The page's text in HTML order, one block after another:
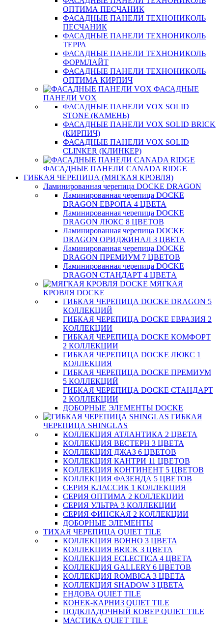
ОПТИМА ПЕСЧАНИК
ФАСАДНЫЕ ПАНЕЛИ ТЕХНОНИКОЛЬ
ПЕСЧАНИК
ФАСАДНЫЕ ПАНЕЛИ ТЕХНОНИКОЛЬ
ТЕРРА
ФАСАДНЫЕ ПАНЕЛИ ТЕХНОНИКОЛЬ
ФОРМЛАЙТ
ФАСАДНЫЕ ПАНЕЛИ ТЕХНОНИКОЛЬ
ОПТИМА КИРПИЧ
ФАСАДНЫЕ
ПАНЕЛИ VOX
ФАСАДНЫЕ ПАНЕЛИ VOX SOLID
STONE (КАМЕНЬ)
ФАСАДНЫЕ ПАНЕЛИ VOX SOLID BRICK
(КИРПИЧ)
ФАСАДНЫЕ ПАНЕЛИ VOX SOLID
CLINКER (КЛИНКЕР)
ФАСАДНЫЕ ПАНЕЛИ CANADA RIDGE
ГИБКАЯ ЧЕРЕПИЦА (МЯГКАЯ КРОВЛЯ)
Ламинированная черепица DOCKE DRAGON
Ламинированная черепица DOCKE
DRAGON ЕВРОПА 4 ЦВЕТА
Ламинированная черепица DOCKE
DRAGON ЛЮКС 8 ЦВЕТОВ
Ламинированная черепица DOCKE
DRAGON ОРИДЖИНАЛ 3 ЦВЕТА
Ламинированная черепица DOCKE
DRAGON ПРЕМИУМ 7 ЦВЕТОВ
Ламинированная черепица DOCKE
DRAGON СТАНДАРТ 4 ЦВЕТA
МЯГКАЯ
КРОВЛЯ DOCKE
ГИБКАЯ ЧЕРЕПИЦА DOCKE DRAGON 5
КОЛЛЕКЦИЙ
ГИБКАЯ ЧЕРЕПИЦА DOCKE ЕВРАЗИЯ 2
КОЛЛЕКЦИИ
ГИБКАЯ ЧЕРЕПИЦА DOCKE КОМФОРТ
2 КОЛЛЕКЦИИ
ГИБКАЯ ЧЕРЕПИЦА DOCKE ЛЮКС 1
КОЛЛЕКЦИЯ
ГИБКАЯ ЧЕРЕПИЦА DOCKE ПРЕМИУМ
5 КОЛЛЕКЦИЙ
ГИБКАЯ ЧЕРЕПИЦА DOCKE СТАНДАРТ
2 КОЛЛЕКЦИИ
ДОБОРНЫЕ ЭЛЕМЕНТЫ DOCKE
ГИБКАЯ
ЧЕРЕПИЦА SHINGLAS
КОЛЛЕКЦИЯ АТЛАНТИКА 2 ЦВЕТА
КОЛЛЕКЦИЯ ВЕСТЕРН 3 ЦВЕТА
КОЛЛЕКЦИЯ ДЖАЗ 6 ЦВЕТОВ
КОЛЛЕКЦИЯ КАНТРИ 11 ЦВЕТОВ
КОЛЛЕКЦИЯ КОНТИНЕНТ 5 ЦВЕТОВ
КОЛЛЕКЦИЯ ФАЗЕНДА 5 ЦВЕТОВ
СЕРИЯ КЛАССИК 1 КОЛЛЕКЦИЯ
СЕРИЯ ОПТИМА 2 КОЛЛЕКЦИИ
СЕРИЯ УЛЬТРА 3 КОЛЛЕКЦИИ
СЕРИЯ ФИНСКАЯ 2 КОЛЛЕКЦИИ
ДОБОРНЫЕ ЭЛЕМЕНТЫ
ТИХАЯ ЧЕРЕПИЦА QUIET TILE
КОЛЛЕКЦИЯ BOHHO 3 ЦВЕТА
КОЛЛЕКЦИЯ BRICK 3 ЦВЕТА
КОЛЛЕКЦИЯ ECLECTICA 4 ЦВЕТА
КОЛЛЕКЦИЯ GALLERY 6 ЦВЕТОВ
КОЛЛЕКЦИЯ ROMBICA 3 ЦВЕТА
КОЛЛЕКЦИЯ SHADOW 3 ЦВЕТА
ЕНДОВА QUIET TILE
КОНЕК-КАРНИЗ QUIET TILE
ПОДКЛАДОЧНЫЙ КОВЕР QUIET TILE
МАСТИКА QUIET TILE